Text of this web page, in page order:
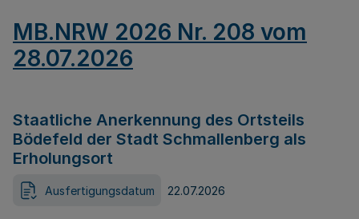
MB.NRW 2026 Nr. 208 vom
28.07.2026
Staatliche Anerkennung des Ortsteils
Bödefeld der Stadt Schmallenberg als
Erholungsort
Ausfertigungsdatum 22.07.2026